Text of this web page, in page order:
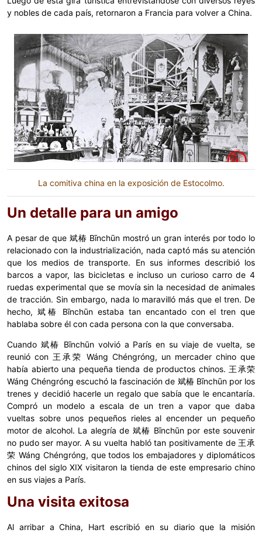
y nobles de cada país, retornaron a Francia para volver a China.
La comitiva china en la exposición de Estocolmo.
Un detalle para un amigo
A pesar de que 斌椿 Bīnchūn mostró un gran interés por todo lo
relacionado con la industrialización, nada captó más su atención
que los medios de transporte. En sus informes describió los
barcos a vapor, las bicicletas e incluso un curioso carro de 4
ruedas experimental que se movía sin la necesidad de animales
de tracción. Sin embargo, nada lo maravilló más que el tren. De
hecho, 斌椿 Bīnchūn estaba tan encantado con el tren que
hablaba sobre él con cada persona con la que conversaba.
Cuando 斌椿 Bīnchūn volvió a París en su viaje de vuelta, se
reunió con 王承荣 Wáng Chéngróng, un mercader chino que
había abierto una pequeña tienda de productos chinos. 王承荣
Wáng Chéngróng escuchó la fascinación de 斌椿 Bīnchūn por los
trenes y decidió hacerle un regalo que sabía que le encantaría.
Compró un modelo a escala de un tren a vapor que daba
vueltas sobre unos pequeños rieles al encender un pequeño
motor de alcohol. La alegría de 斌椿 Bīnchūn por este souvenir
no pudo ser mayor. A su vuelta habló tan positivamente de 王承
荣 Wáng Chéngróng, que todos los embajadores y diplomáticos
chinos del siglo XIX visitaron la tienda de este empresario chino
en sus viajes a París.
Una visita exitosa
Al arribar a China, Hart escribió en su diario que la misión